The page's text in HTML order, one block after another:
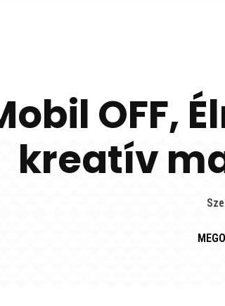
OFF,
kreatív